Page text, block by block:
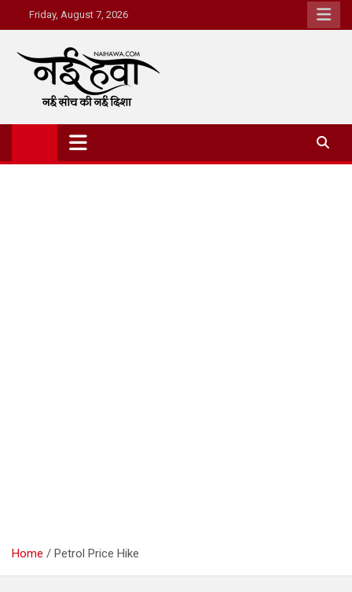
Friday, August 7, 2026
Nai Hawa
Home Petrol Price Hike